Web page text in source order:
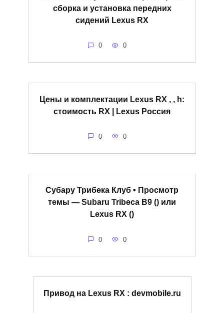
сборка и установка передних
сидений Lexus RX
0 0
Цены и комплектации Lexus RX , , h:
стоимость RX | Lexus Россия
0 0
Субару Трибека Клуб • Просмотр
темы — Subaru Tribeca B9 () или
Lexus RX ()
0 0
Привод на Lexus RX : devmobile.ru